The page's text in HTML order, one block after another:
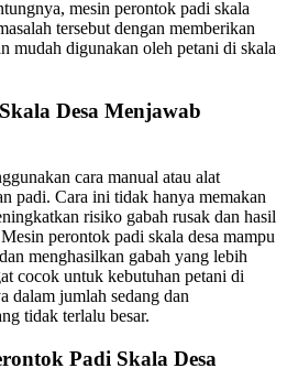
mesin perontok padi skala
tersebut dengan memberikan
mudah digunakan oleh petani di skala
Desa Menjawab
cara manual atau alat
padi. Cara ini tidak hanya memakan
risiko gabah rusak dan hasil
perontok padi skala desa mampu
menghasilkan gabah yang lebih
cocok untuk kebutuhan petani di
dalam jumlah sedang dan
tidak terlalu besar.
Padi Skala Desa